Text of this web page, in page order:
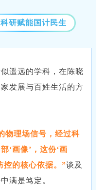
研赋能国计民生
遥远的学科，在陈晓
发展与百姓生活的方
物理场信号，经过科
‘画像’，这份‘画
控的核心依据。”谈及
满是笃定。